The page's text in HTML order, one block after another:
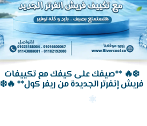
❄️🔥 **صيفك على كيفك مع تكييفات
فريش إنفرتر الجديدة من ريفر كول** 🔥❄️